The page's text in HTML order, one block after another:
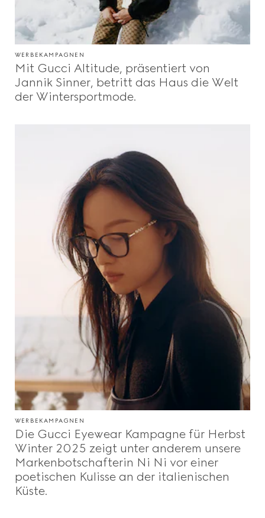
WERBEKAMPAGNEN
Mit Gucci Altitude, präsentiert von
Jannik Sinner, betritt das Haus die Welt
der Wintersportmode.
WERBEKAMPAGNEN
Die Gucci Eyewear Kampagne für Herbst
Winter 2025 zeigt unter anderem unsere
Markenbotschafterin Ni Ni vor einer
poetischen Kulisse an der italienischen
Küste.